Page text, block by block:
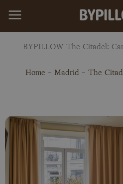
BYPILLOW The Citadel:
Home - Madrid - The